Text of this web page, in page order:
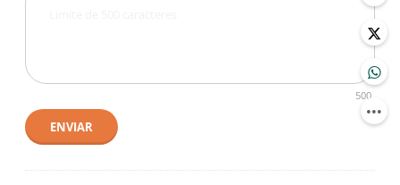
500
ENVIAR